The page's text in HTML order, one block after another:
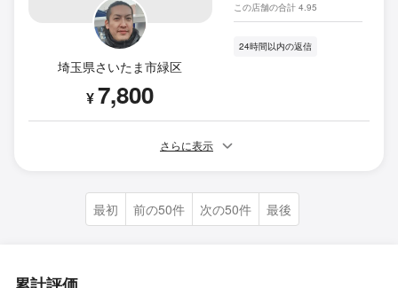
埼玉県さいたま市緑区
¥7,800
この店舗の合計 4.95
24時間以内の返信
さらに表示
最初 前の50件 次の50件 最後